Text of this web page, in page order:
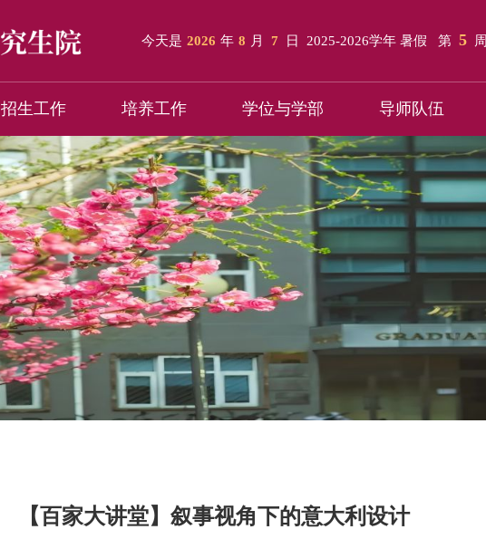
今天是 2026 年 8 月 7 日 2025-2026学年 暑假 第 5 周
招生工作 培养工作 学位与学部 导师队伍
【百家大讲堂】叙事视角下的意大利设计